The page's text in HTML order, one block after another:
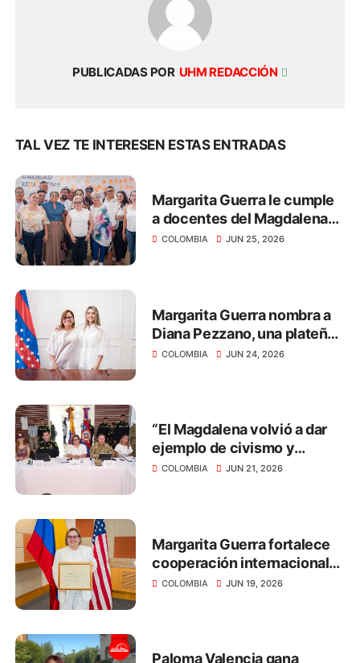
PUBLICADAS POR UHM REDACCIÓN
TAL VEZ TE INTERESEN ESTAS ENTRADAS
Margarita Guerra le cumple
a docentes del Magdalena
con el pago de salarios y
COLOMBIA JUN 25, 2026
Margarita Guerra nombra a
Diana Pezzano, una plateña,
como nueva secretaria de
COLOMBIA JUN 24, 2026
“El Magdalena volvió a dar
ejemplo de civismo y
respeto por la democracia
COLOMBIA JUN 21, 2026
Margarita Guerra fortalece
cooperación internacional
para impulsar el desarrollo
COLOMBIA JUN 19, 2026
Paloma Valencia gana